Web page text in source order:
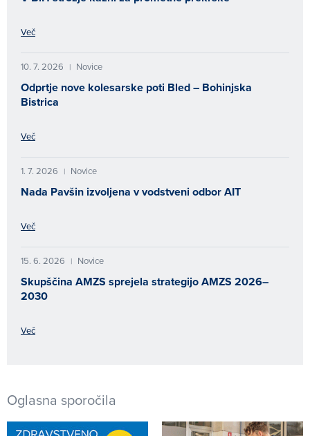
Več
10. 7. 2026 | Novice
Odprtje nove kolesarske poti Bled – Bohinjska
Bistrica
Več
1. 7. 2026 | Novice
Nada Pavšin izvoljena v vodstveni odbor AIT
Več
15. 6. 2026 | Novice
Skupščina AMZS sprejela strategijo AMZS 2026–
2030
Več
Oglasna sporočila